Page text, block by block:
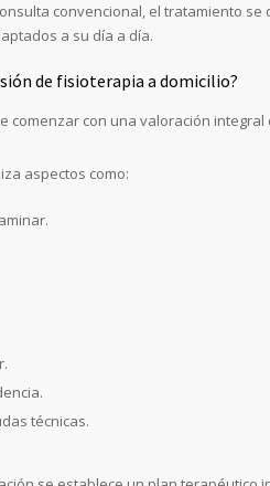
convencional, el tratamiento
a su día a día.
de fisioterapia a domicilio?
comenzar con una valoración
aspectos como:
técnicas.